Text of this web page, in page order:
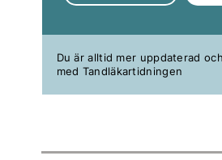
Du är alltid mer uppdaterad
med Tandläkartidningen